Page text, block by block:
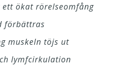
ökat rörelseomfång
förbättras
muskeln töjs ut
lymfcirkulation